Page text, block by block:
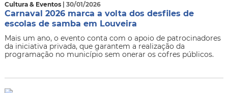
Cultura & Eventos | 30/01/2026
Carnaval 2026 marca a volta dos desfiles de
escolas de samba em Louveira
Mais um ano, o evento conta com o apoio de patrocinadores
da iniciativa privada, que garantem a realização da
programação no município sem onerar os cofres públicos.